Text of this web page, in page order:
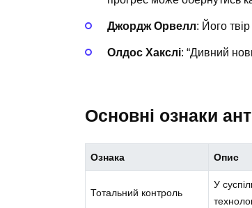
Джордж Орвелл: Його
Олдос Хакслі: “Дивний
Основні ознаки
Ознака Опис
Тотальний контроль
У